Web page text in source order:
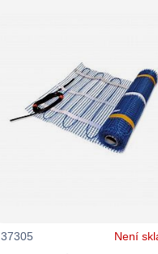
37305 Není